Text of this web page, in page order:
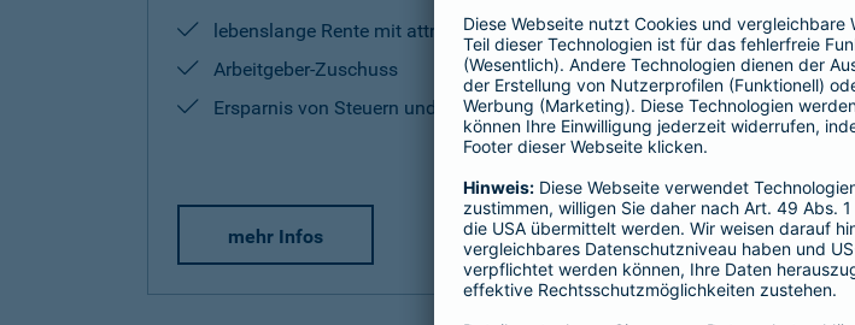
lebenslange Rente mit attraktiver Renditechance
Arbeitgeber-Zuschuss
Ersparnis von Steuern und Sozialabgaben
mehr Infos